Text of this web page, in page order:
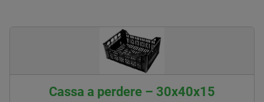
Cassa a perdere – 30x40x15